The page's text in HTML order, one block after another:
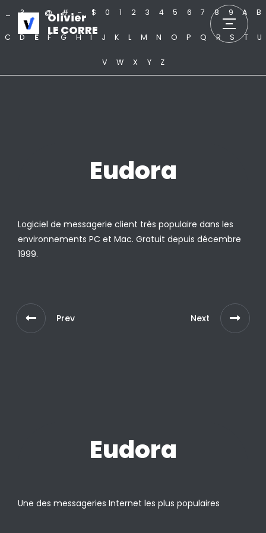
Olivier
LE CORRE
? . @ # ~ $ 0 1 2 3 4 5 6 7 8 9 A B
C D E F G H I J K L M N O P Q R S T U
V W X Y Z
Eudora
Logiciel de messagerie client très populaire dans les
environnements PC et Mac. Gratuit depuis décembre
1999.
Prev Next
Eudora
Une des messageries Internet les plus populaires